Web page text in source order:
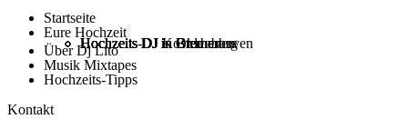
Startseite
Eure Hochzeit
Hochzeits DJ in Bremen
Hochzeits DJ in Bremerhaven
Hochzeits DJ in Cuxhaven
Hochzeits DJ in Oldenburg
Hochzeits-DJ Kosten
Über Dj Lito
Musik Mixtapes
Hochzeits-Tipps
Kontakt